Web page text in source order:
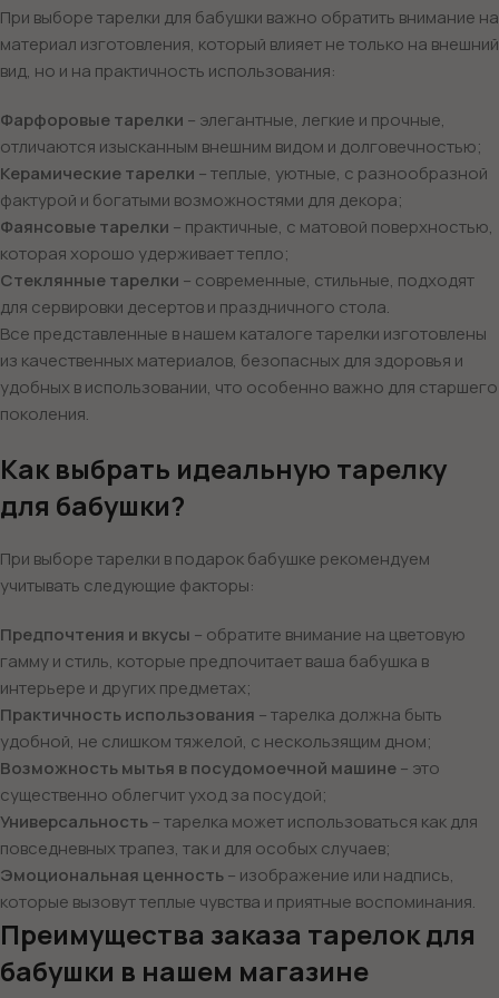
При выборе тарелки для бабушки важно обратить внимание на
материал изготовления, который влияет не только на внешний
вид, но и на практичность использования:
Фарфоровые тарелки – элегантные, легкие и прочные,
отличаются изысканным внешним видом и долговечностью;
Керамические тарелки – теплые, уютные, с разнообразной
фактурой и богатыми возможностями для декора;
Фаянсовые тарелки – практичные, с матовой поверхностью,
которая хорошо удерживает тепло;
Стеклянные тарелки – современные, стильные, подходят
для сервировки десертов и праздничного стола.
Все представленные в нашем каталоге тарелки изготовлены
из качественных материалов, безопасных для здоровья и
удобных в использовании, что особенно важно для старшего
поколения.
Как выбрать идеальную тарелку
для бабушки?
При выборе тарелки в подарок бабушке рекомендуем
учитывать следующие факторы:
Предпочтения и вкусы – обратите внимание на цветовую
гамму и стиль, которые предпочитает ваша бабушка в
интерьере и других предметах;
Практичность использования – тарелка должна быть
удобной, не слишком тяжелой, с нескользящим дном;
Возможность мытья в посудомоечной машине– это
существенно облегчит уход за посудой;
Универсальность– тарелка может использоваться как для
повседневных трапез, так и для особых случаев;
Эмоциональная ценность– изображение или надпись,
которые вызовут теплые чувства и приятные воспоминания.
Преимущества заказа тарелок для
бабушки в нашем магазине